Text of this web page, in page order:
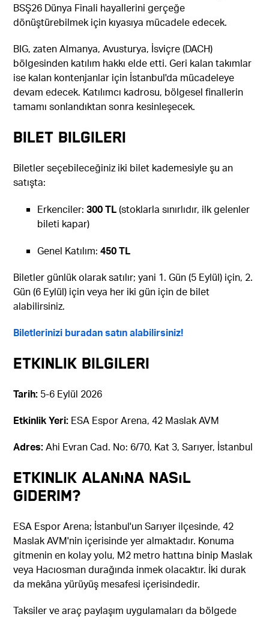
BSŞ26 Dünya Finali hayallerini gerçeğe
dönüştürebilmek için kıyasıya mücadele edecek.
BIG, zaten Almanya, Avusturya, İsviçre (DACH)
bölgesinden katılım hakkı elde etti. Geri kalan takımlar
ise kalan kontenjanlar için İstanbul'da mücadeleye
devam edecek. Katılımcı kadrosu, bölgesel finallerin
tamamı sonlandıktan sonra kesinleşecek.
Bilet Bilgileri
Biletler seçebileceğiniz iki bilet kademesiyle şu an
satışta:
Erkenciler:300 TL(stoklarla sınırlıdır, ilk gelenler
bileti kapar)
Genel Katılım:450 TL
Biletler günlük olarak satılır; yani 1. Gün (5 Eylül) için, 2.
Gün (6 Eylül) için veya her iki gün için de bilet
alabilirsiniz.
Biletlerinizi buradan satın alabilirsiniz!
Etkinlik Bilgileri
Tarih: 5-6 Eylül 2026
Etkinlik Yeri: ESA Espor Arena, 42 Maslak AVM
Adres:Ahi Evran Cad. No: 6/70, Kat 3, Sarıyer, İstanbul
Etkinlik Alanına Nasıl
Giderim?
ESA Espor Arena; İstanbul'un Sarıyer ilçesinde, 42
Maslak AVM'nin içerisinde yer almaktadır. Konuma
gitmenin en kolay yolu, M2 metro hattına binip Maslak
veya Hacıosman durağında inmek olacaktır. İki durak
da mekâna yürüyüş mesafesi içerisindedir.
Taksiler ve araç paylaşım uygulamaları da bölgede